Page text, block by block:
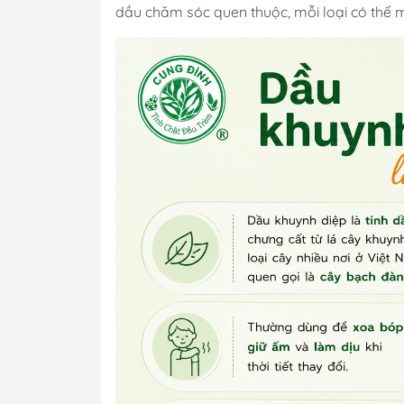
dầu chăm sóc quen thuộc, mỗi loại có thế